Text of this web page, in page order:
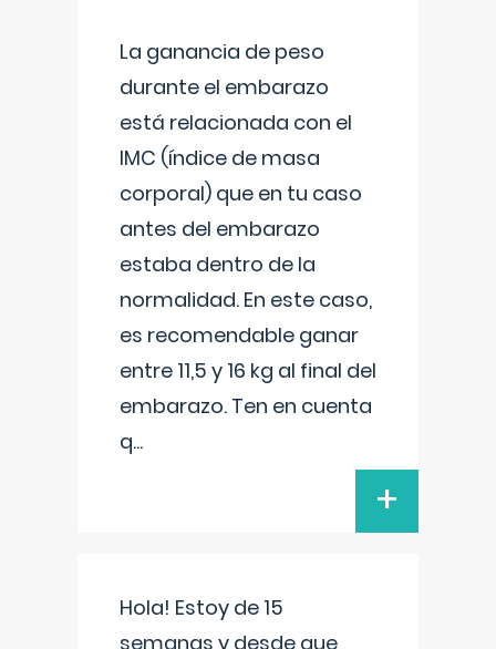
La ganancia de peso
durante el embarazo
está relacionada con el
IMC (índice de masa
corporal) que en tu caso
antes del embarazo
estaba dentro de la
normalidad. En este caso,
es recomendable ganar
entre 11,5 y 16 kg al final del
embarazo. Ten en cuenta
q...
+
Hola! Estoy de 15
semanas y desde que